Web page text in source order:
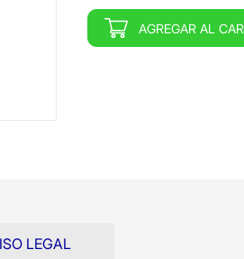
AGREGAR AL
LEGAL